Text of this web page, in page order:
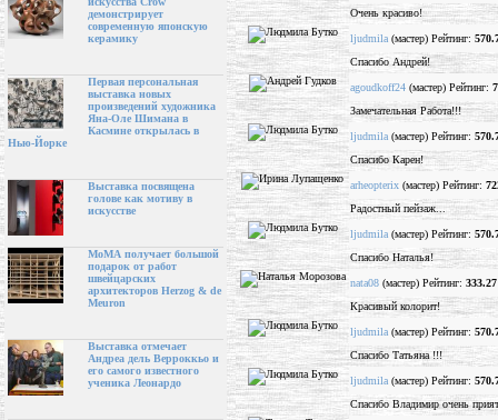
демонстрирует
современную японскую
керамику
Первая персональная
выставка новых
произведений художника
Яна-Оле Шимана в
Касмине открылась в
Нью-Йорке
Выставка посвящена
голове как мотиву в
искусстве
МоМА получает большой
подарок от работ
швейцарских
архитекторов Herzog & de
Meuron
Выставка отмечает
Андреа дель Верроккьо и
его самого известного
ученика Леонардо
Очень красиво!
ljudmila (мастер) Рейтинг:
Спасибо Андрей!
agoudkoff24 (мастер) Рейтинг:
Замечательная Работа!!!
ljudmila (мастер) Рейтинг:
Спасибо Карен!
arheopterix (мастер) Рейтинг:
Радостный пейзаж...
ljudmila (мастер) Рейтинг:
Спасибо Наталья!
nata08 (мастер) Рейтинг: 333.27
Красивый колорит!
ljudmila (мастер) Рейтинг:
Спасибо Татьяна !!!
ljudmila (мастер) Рейтинг:
Спасибо Владимир очень